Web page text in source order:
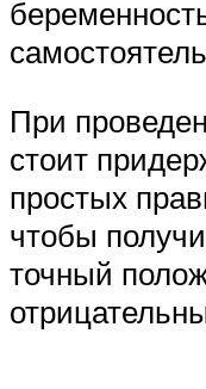
При
стоит
простых
чтобы
точный